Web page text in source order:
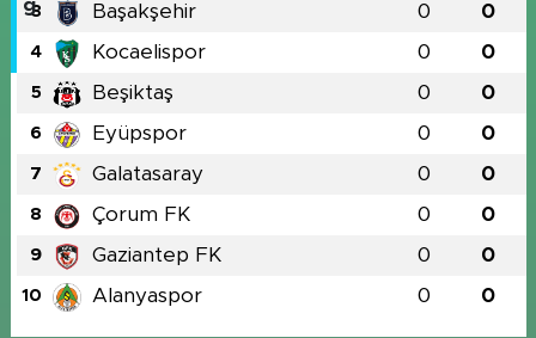
3 Başakşehir 0 0
4 Kocaelispor 0 0
5 Beşiktaş 0 0
6 Eyüpspor 0 0
7 Galatasaray 0 0
8 Çorum FK 0 0
9 Gaziantep FK 0 0
10 Alanyaspor 0 0